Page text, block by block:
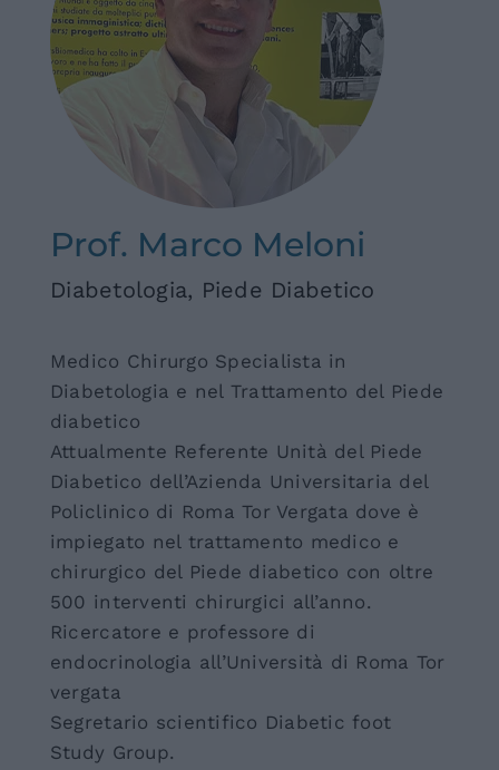
NEWS
CONTATTI
Prof. Marco Meloni
Diabetologia, Piede Diabetico
Medico Chirurgo Specialista in
Diabetologia e nel Trattamento del Piede
diabetico
Attualmente Referente Unità del Piede
Diabetico dell’Azienda Universitaria del
Policlinico di Roma Tor Vergata dove è
impiegato nel trattamento medico e
chirurgico del Piede diabetico con oltre
500 interventi chirurgici all’anno.
Ricercatore e professore di
endocrinologia all’Università di Roma Tor
vergata
Segretario scientifico Diabetic foot
Study Group.